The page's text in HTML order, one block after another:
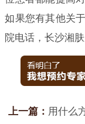
如果您有其他关
院电话，长沙湘
上一篇： 用什么